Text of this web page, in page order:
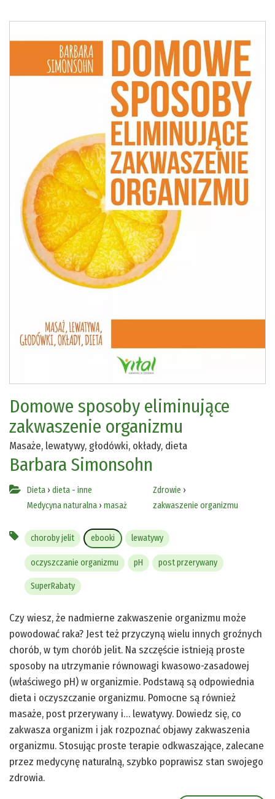
Domowe sposoby eliminujące
zakwaszenie organizmu
Masaże, lewatywy, głodówki, okłady, dieta
Barbara Simonsohn
Dieta › dieta - inne
Medycyna naturalna › masaż
Zdrowie ›
zakwaszenie organizmu
choroby jelit ebooki lewatywy
oczyszczanie organizmu pH post przerywany
SuperRabaty
Czy wiesz, że nadmierne zakwaszenie organizmu może
powodować raka? Jest też przyczyną wielu innych groźnych
chorób, w tym chorób jelit. Na szczęście istnieją proste
sposoby na utrzymanie równowagi kwasowo-zasadowej
(właściwego pH) w organizmie. Podstawą są odpowiednia
dieta i oczyszczanie organizmu. Pomocne są również
masaże, post przerywany i… lewatywy. Dowiedz się, co
zakwasza organizm i jak rozpoznać objawy zakwaszenia
organizmu. Stosując proste terapie odkwaszające, zalecane
przez medycynę naturalną, szybko poprawisz stan swojego
zdrowia.